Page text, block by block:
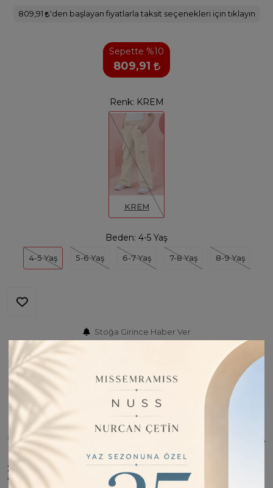
809,91 'den başlayan fiyatlarla taksit seçenekleri için tıklayın
Sepette %10
809,91
Renk: KREM
KREM
Beden: 4-5 Yaş
4-5 Yaş 5-6 Yaş 6-7 Yaş 7-8 Yaş 8-9 Yaş
Stoğa Girince Haber Ver
İade Bilgisi:
Değişim Kabul Edilir
Bu Ürünü Paylaş
ÜRÜN BILGISI
Zarafetin ve Konforun Buluşması: %100 Pamuklu
Yüksek Bel Bol Paça Kargo Cepli Gabardin Kız Çocuk